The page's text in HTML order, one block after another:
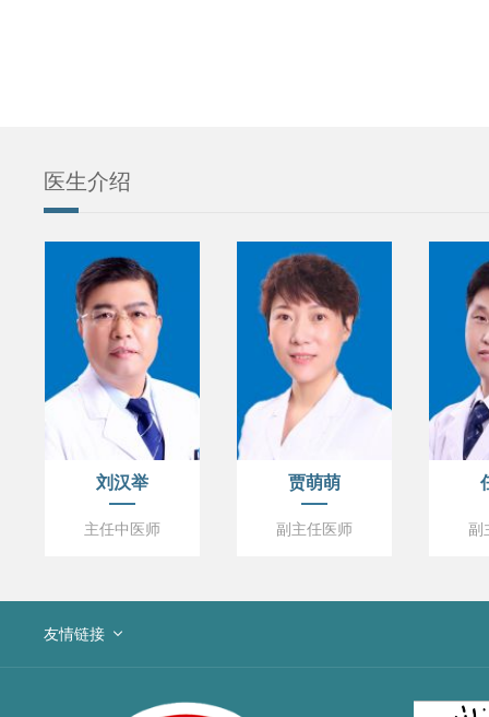
医生介绍
刘汉举
主任中医师
贾萌萌
副主任医师 副
友情链接